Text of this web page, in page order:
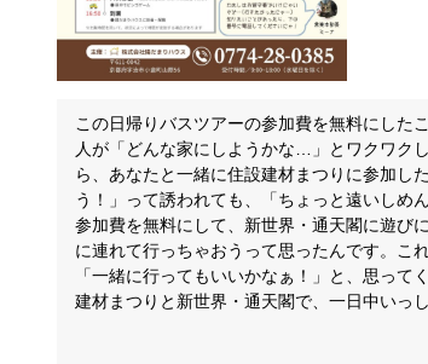
この日帰りバスツアーの参加費を無料にした
人が「どんな家にしようかな…」とワクワク
ら、あなたと一緒に住設建材まつりに参加し
う！」って誘われても、「ちょっと遠いしめ
参加費を無料にして、新世界・通天閣に遊び
に連れて行っちゃおうって思ったんです。こ
「一緒に行ってもいいかなぁ！」と、思っ
建材まつりと新世界・通天閣で、一日中いっ